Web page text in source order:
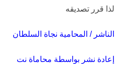
لذا قرر تصديقه
الناشر / المحامية نجاة السلطان
إعادة نشر بواسطة محاماة نت